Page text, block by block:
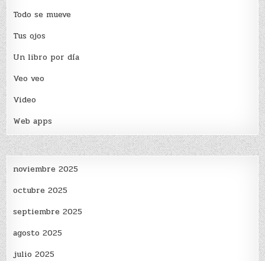
Todo se mueve
Tus ojos
Un libro por día
Veo veo
Video
Web apps
noviembre 2025
octubre 2025
septiembre 2025
agosto 2025
julio 2025